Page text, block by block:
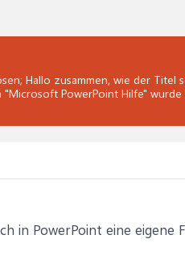
Hallo zusammen, wie der Titel
"Microsoft PowerPoint Hilfe" wurde
in PowerPoint eine eigene